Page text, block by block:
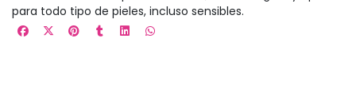
para todo tipo de pieles, incluso sensibles.